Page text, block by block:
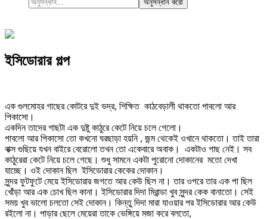
অনুসন্ধান করো
ইসিডোরার গল্প
এক গুলমোহর গাছের কোটরে দুই ভদ্র, শিক্ষিত কাঠবেড়ালী থাকতো পাবলো আর
পিকাসো।
একদিন তাদের গাছটা এক দুষ্টু কাঠুরে কেটে নিয়ে চলে গেলো।
পাবলো আর পিকাসো তো কখনো ঘরছাড়া হয়নি , জন্ম থেকেই ওখানে থাকতো। তাই তারা
বাক্স গুছিয়ে যখন বাইরে বেরোলো তখন তো একেবারে অবাক। একটাও গাছ নেই। সব
কাঠুরেরা কেটে নিয়ে চলে গেছে। শুধু সামনে একটা পুরোনো দোকানের মতো দেখা
যাচ্ছে। ওই দোকান ছিল ইসিডোরার কেকের দোকান।
সুন্দর ফুটফুটে মেয়ে ইসিডোরার জগতে আর কেউ ছিল না। তার ওপরে তার এক পা ছিল
খোঁড়া আর এক চোখ ছিল কানা। ইসিডোরার দিদা মিরান্ডা খুব সুন্দর কেক বানাতো। সেই
সময় খুব ভালো চলতো সেই দোকান। কিন্তু দিদা মারা যাওয়ার পর ইসিডোরার আর কেউ
রইলো না। পাড়ার ছেলে মেয়েরা তাকে ভেঙ্গিয়ে মজা করে বলতো,